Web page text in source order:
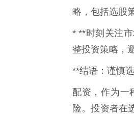
略，包括选股
* **时刻关注
整投资策略，
**结语：谨慎
配资，作为一
险。投资者在